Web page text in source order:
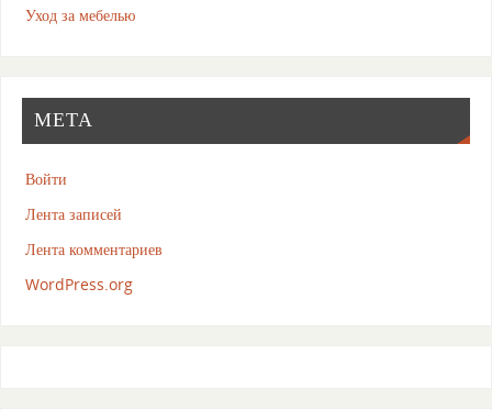
Уход за мебелью
МЕТА
Войти
Лента записей
Лента комментариев
WordPress.org